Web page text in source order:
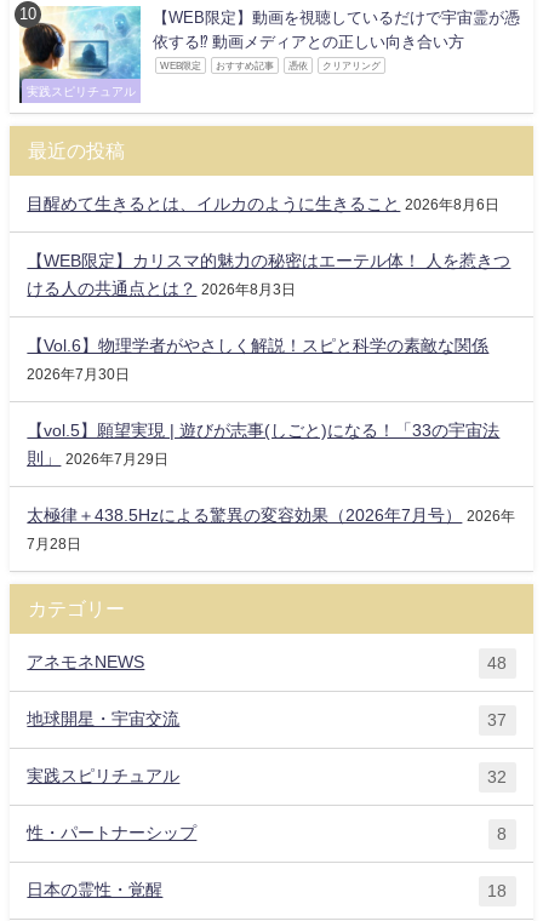
実践スピリチュアル
【WEB限定】動画を視聴しているだけで宇宙霊が憑
依する⁉ 動画メディアとの正しい向き合い方
WEB限定 おすすめ記事 憑依 クリアリング
最近の投稿
目醒めて生きるとは、イルカのように生きること 2026年8月6日
【WEB限定】カリスマ的魅力の秘密はエーテル体！ 人を惹きつ
ける人の共通点とは？
2026年8月3日
【Vol.6】物理学者がやさしく解説！スピと科学の素敵な関係
2026年7月30日
【vol.5】願望実現 | 遊びが志事(しごと)になる！「33の宇宙法
則」
2026年7月29日
太極律＋438.5Hzによる驚異の変容効果（2026年7月号）
2026年
7月28日
カテゴリー
アネモネNEWS 48
地球開星・宇宙交流 37
実践スピリチュアル 32
性・パートナーシップ 8
日本の霊性・覚醒 18